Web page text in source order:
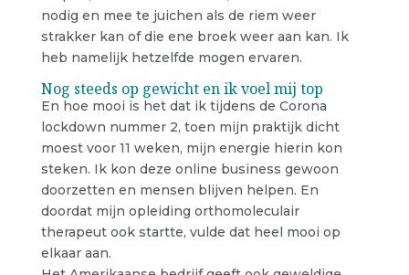
nodig en mee te juichen als de riem weer
strakker kan of die ene broek weer aan kan. Ik
heb namelijk hetzelfde mogen ervaren.
Nog steeds op gewicht en ik voel mij top
En hoe mooi is het dat ik tijdens de Corona
lockdown nummer 2, toen mijn praktijk dicht
moest voor 11 weken, mijn energie hierin kon
steken. Ik kon deze online business gewoon
doorzetten en mensen blijven helpen. En
doordat mijn opleiding orthomoleculair
therapeut ook startte, vulde dat heel mooi op
elkaar aan.